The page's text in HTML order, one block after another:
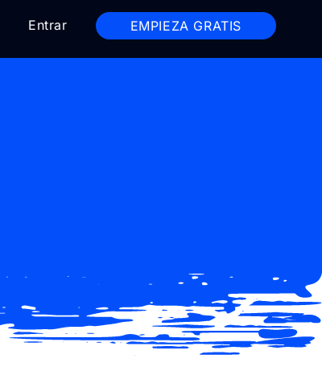
Entrar EMPIEZA GRATIS